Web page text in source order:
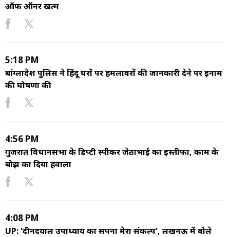
ऑफ ऑनर खत्म
5:18 PM
बांग्लादेश पुलिस ने हिंदू घरों पर हमलावरों की जानकारी देने पर इनाम
की घोषणा की
4:56 PM
गुजरात विधानसभा के डिप्टी स्पीकर जेठाभाई का इस्तीफा, काम के
बोझ का दिया हवाला
4:08 PM
UP: 'दीनदयाल उपाध्याय का सपना मेरा संकल्प', लखनऊ में बोले